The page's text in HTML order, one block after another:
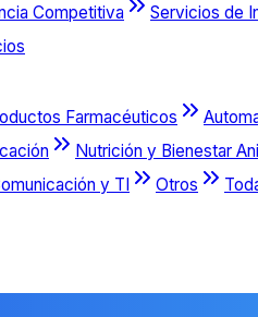
Competitiva Servicios de
Farmacéuticos
Nutrición y Bienestar
y TI Otros